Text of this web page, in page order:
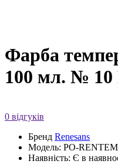
Фарба
100 мл. № 10
0 відгуків
Бренд Renesans
Модель: PO-
Наявність: Є в